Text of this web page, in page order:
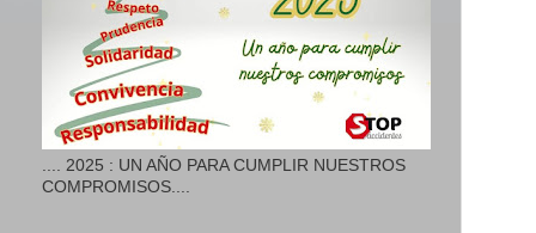
.... 2025 : UN AÑO PARA CUMPLIR NUESTROS
COMPROMISOS....